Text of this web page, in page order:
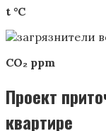
t °C
CO₂ ppm
Проект
квартире